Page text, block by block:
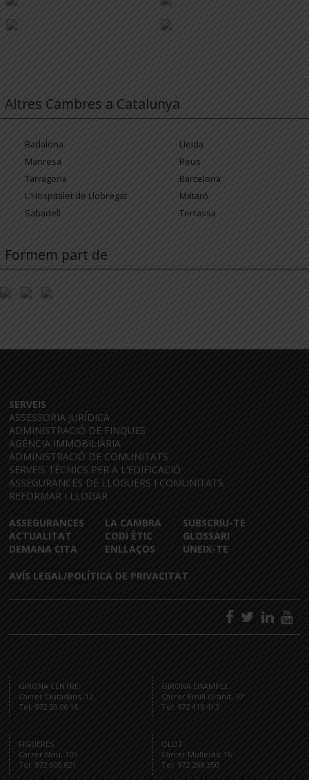
Altres Cambres a Catalunya
Badalona
Lleida
Manresa
Reus
Tarragona
Barcelona
L'Hospitalet de Llobregat
Mataró
Sabadell
Terrassa
Formem part de
SERVEIS
ASSESSORIA JURÍDICA
ADMINISTRACIÓ DE FINQUES
AGÈNCIA IMMOBILIÀRIA
ADMINISTRACIÓ DE COMUNITATS
SERVEIS TÈCNICS PER A L’EDIFICACIÓ
ASSEGURANCES DE LLOGUERS I COMUNITATS
REFORMAR I LLOGAR
ASSEGURANCES
ACTUALITAT
DEMANA CITA
LA CAMBRA
CODI ÈTIC
ENLLAÇOS
SUBSCRIU-TE
GLOSSARI
UNEIX-TE
AVÍS LEGAL/POLÍTICA DE PRIVACITAT
GIRONA CENTRE
Carrer Ciutadans, 12
Tel. 972 20 06 16
GIRONA EIXAMPLE
Carrer Emili Grahit, 37
Tel. 972 416 413
FIGUERES
Carrer Nou, 105
Tel. 972 500 821
OLOT
Carrer Mulleras, 16
Tel. 972 268 350